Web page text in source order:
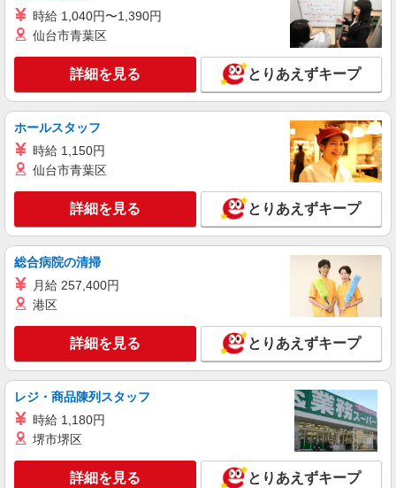
時給 1,040円〜1,390円
仙台市青葉区
詳細を見る とりあえずキープ
ホールスタッフ
時給 1,150円
仙台市青葉区
詳細を見る とりあえずキープ
総合病院の清掃
月給 257,400円
港区
詳細を見る とりあえずキープ
レジ・商品陳列スタッフ
時給 1,180円
堺市堺区
詳細を見る とりあえずキープ